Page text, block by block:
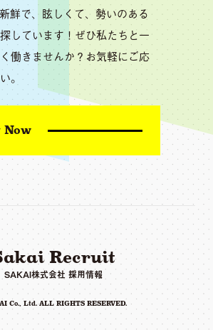
鮮で、眩しくて、勢いのある
しています！ぜひ私たちと一
働きませんか？お気軽にご応
。
Recruit
SAKAI株式会社 採用情報
Co., Ltd.ALL RIGHTS RESERVED.